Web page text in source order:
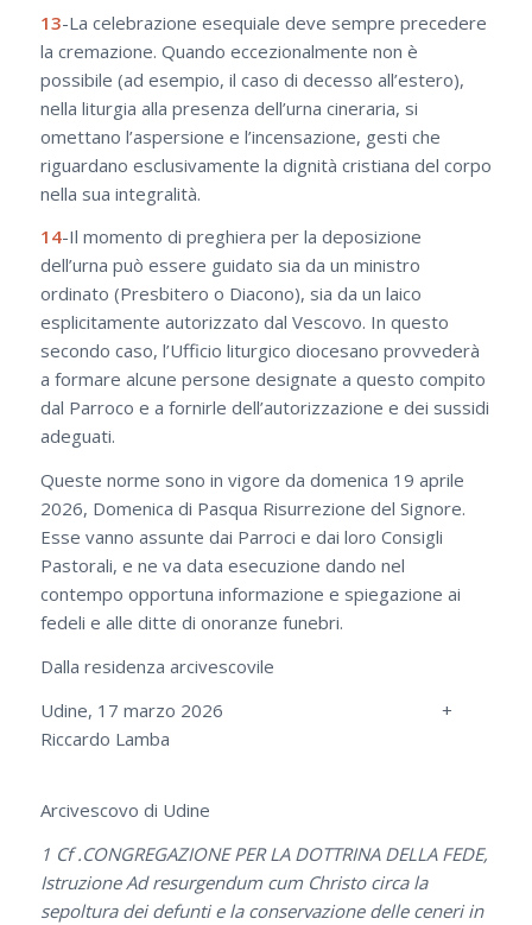
13-La celebrazione esequiale deve sempre precedere
la cremazione. Quando eccezionalmente non è
possibile (ad esempio, il caso di decesso all’estero),
nella liturgia alla presenza dell’urna cineraria, si
omettano l’aspersione e l’incensazione, gesti che
riguardano esclusivamente la dignità cristiana del corpo
nella sua integralità.
14-Il momento di preghiera per la deposizione
dell’urna può essere guidato sia da un ministro
ordinato (Presbitero o Diacono), sia da un laico
esplicitamente autorizzato dal Vescovo. In questo
secondo caso, l’Ufficio liturgico diocesano provvederà
a formare alcune persone designate a questo compito
dal Parroco e a fornirle dell’autorizzazione e dei sussidi
adeguati.
Queste norme sono in vigore da domenica 19 aprile
2026, Domenica di Pasqua Risurrezione del Signore.
Esse vanno assunte dai Parroci e dai loro Consigli
Pastorali, e ne va data esecuzione dando nel
contempo opportuna informazione e spiegazione ai
fedeli e alle ditte di onoranze funebri.
Dalla residenza arcivescovile
Udine, 17 marzo 2026 +
Riccardo Lamba
Arcivescovo di Udine
1 Cf .CONGREGAZIONE PER LA DOTTRINA DELLA FEDE,
Istruzione Ad resurgendum cum Christo circa la
sepoltura dei defunti e la conservazione delle ceneri in